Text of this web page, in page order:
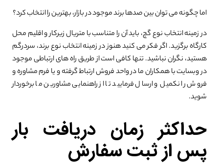
اما چگونه می توان بین صدها برند موجود در بازار، بهترین را انتخاب کرد؟
در زمینه انتخاب نوع گچ، باید آن را متناسب با متریال زیرکار و اقلیم محل
کارگاه برگزید. اگر فکر می کنید هنوز در زمینه انتخاب نوع برند، سردرگم
هستید، نگران نباشید. تنها کافی است از طریق راه های ارتباطی موجود
در وبسایت با همکاران ما در واحد فروش ارتباط گرفته و یا فرم مشاوره و
فروش را نکمیل و ارسال فرمایید تا از راهنمایی مشاورین ما برخوردار
شوید.
حداکثر زمان دریافت بار
پس از ثبت سفارش